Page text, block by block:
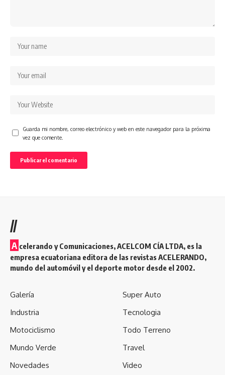
Guarda mi nombre, correo electrónico y web en este navegador para la próxima
vez que comente.
//
A celerando y Comunicaciones, ACELCOM CÍA LTDA, es la
empresa ecuatoriana editora de las revistas ACELERANDO,
mundo del automóvil y el deporte motor desde el 2002.
Galería
Industria
Motociclismo
Mundo Verde
Novedades
Super Auto
Tecnologia
Todo Terreno
Travel
Video